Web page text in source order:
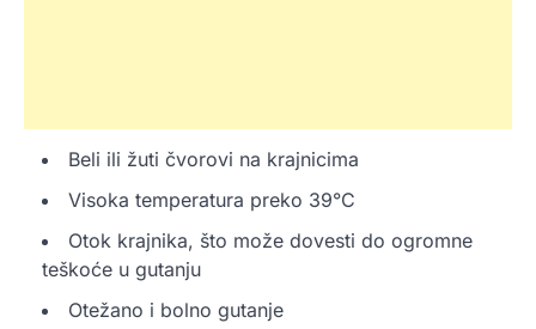
Beli ili žuti čvorovi na krajnicima
Visoka temperatura preko 39°C
Otok krajnika, što može dovesti do ogromne
teškoće u gutanju
Otežano i bolno gutanje